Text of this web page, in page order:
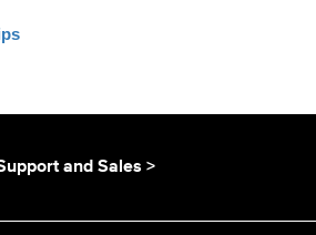
and Sales >